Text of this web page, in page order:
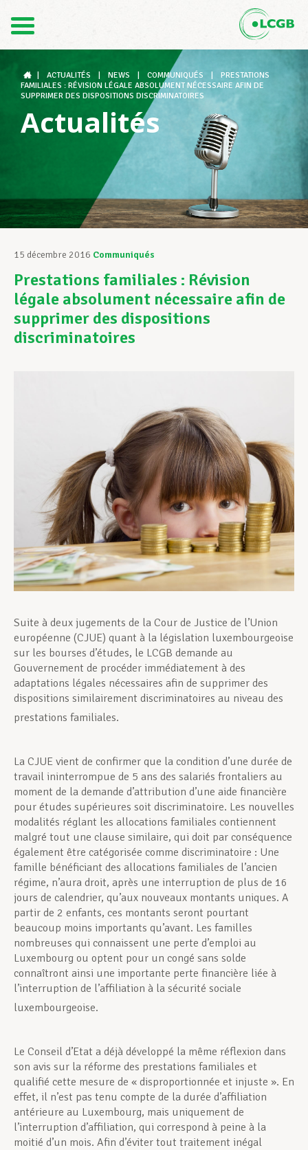
DE
Le LCGB
Structures syndicales
Assistance au Travail
Vos droits
Assistance en vie privée
Devenir Membre
Actualités
ACTUALITÉS NEWS COMMUNIQUÉS
PRESTATIONS
FAMILIALES : RÉVISION LÉGALE ABSOLUMENT NÉCESSAIRE AFIN DE
SUPPRIMER DES DISPOSITIONS DISCRIMINATOIRES
Actualités
15 décembre 2016 Communiqués
Prestations familiales : Révision
légale absolument nécessaire afin de
supprimer des dispositions
discriminatoires
Suite à deux jugements de la Cour de Justice de l’Union
européenne (CJUE) quant à la législation luxembourgeoise
sur les bourses d’études, le LCGB demande au
Gouvernement de procéder immédiatement à des
adaptations légales nécessaires afin de supprimer des
dispositions similairement discriminatoires au niveau des
prestations familiales.
La CJUE vient de confirmer que la condition d’une durée de
travail ininterrompue de 5 ans des salariés frontaliers au
moment de la demande d’attribution d’une aide financière
pour études supérieures soit discriminatoire. Les nouvelles
modalités réglant les allocations familiales contiennent
malgré tout une clause similaire, qui doit par conséquence
également être catégorisée comme discriminatoire : Une
famille bénéficiant des allocations familiales de l’ancien
régime, n’aura droit, après une interruption de plus de 16
jours de calendrier, qu’aux nouveaux montants uniques. A
partir de 2 enfants, ces montants seront pourtant
beaucoup moins importants qu’avant. Les familles
nombreuses qui connaissent une perte d’emploi au
Luxembourg ou optent pour un congé sans solde
connaîtront ainsi une importante perte financière liée à
l’interruption de l’affiliation à la sécurité sociale
luxembourgeoise.
Le Conseil d’Etat a déjà développé la même réflexion dans
son avis sur la réforme des prestations familiales et
qualifié cette mesure de « disproportionnée et injuste ». En
effet, il n’est pas tenu compte de la durée d’affiliation
antérieure au Luxembourg, mais uniquement de
l’interruption d’affiliation, qui correspond à peine à la
moitié d’un mois. Afin d’éviter tout traitement inégal